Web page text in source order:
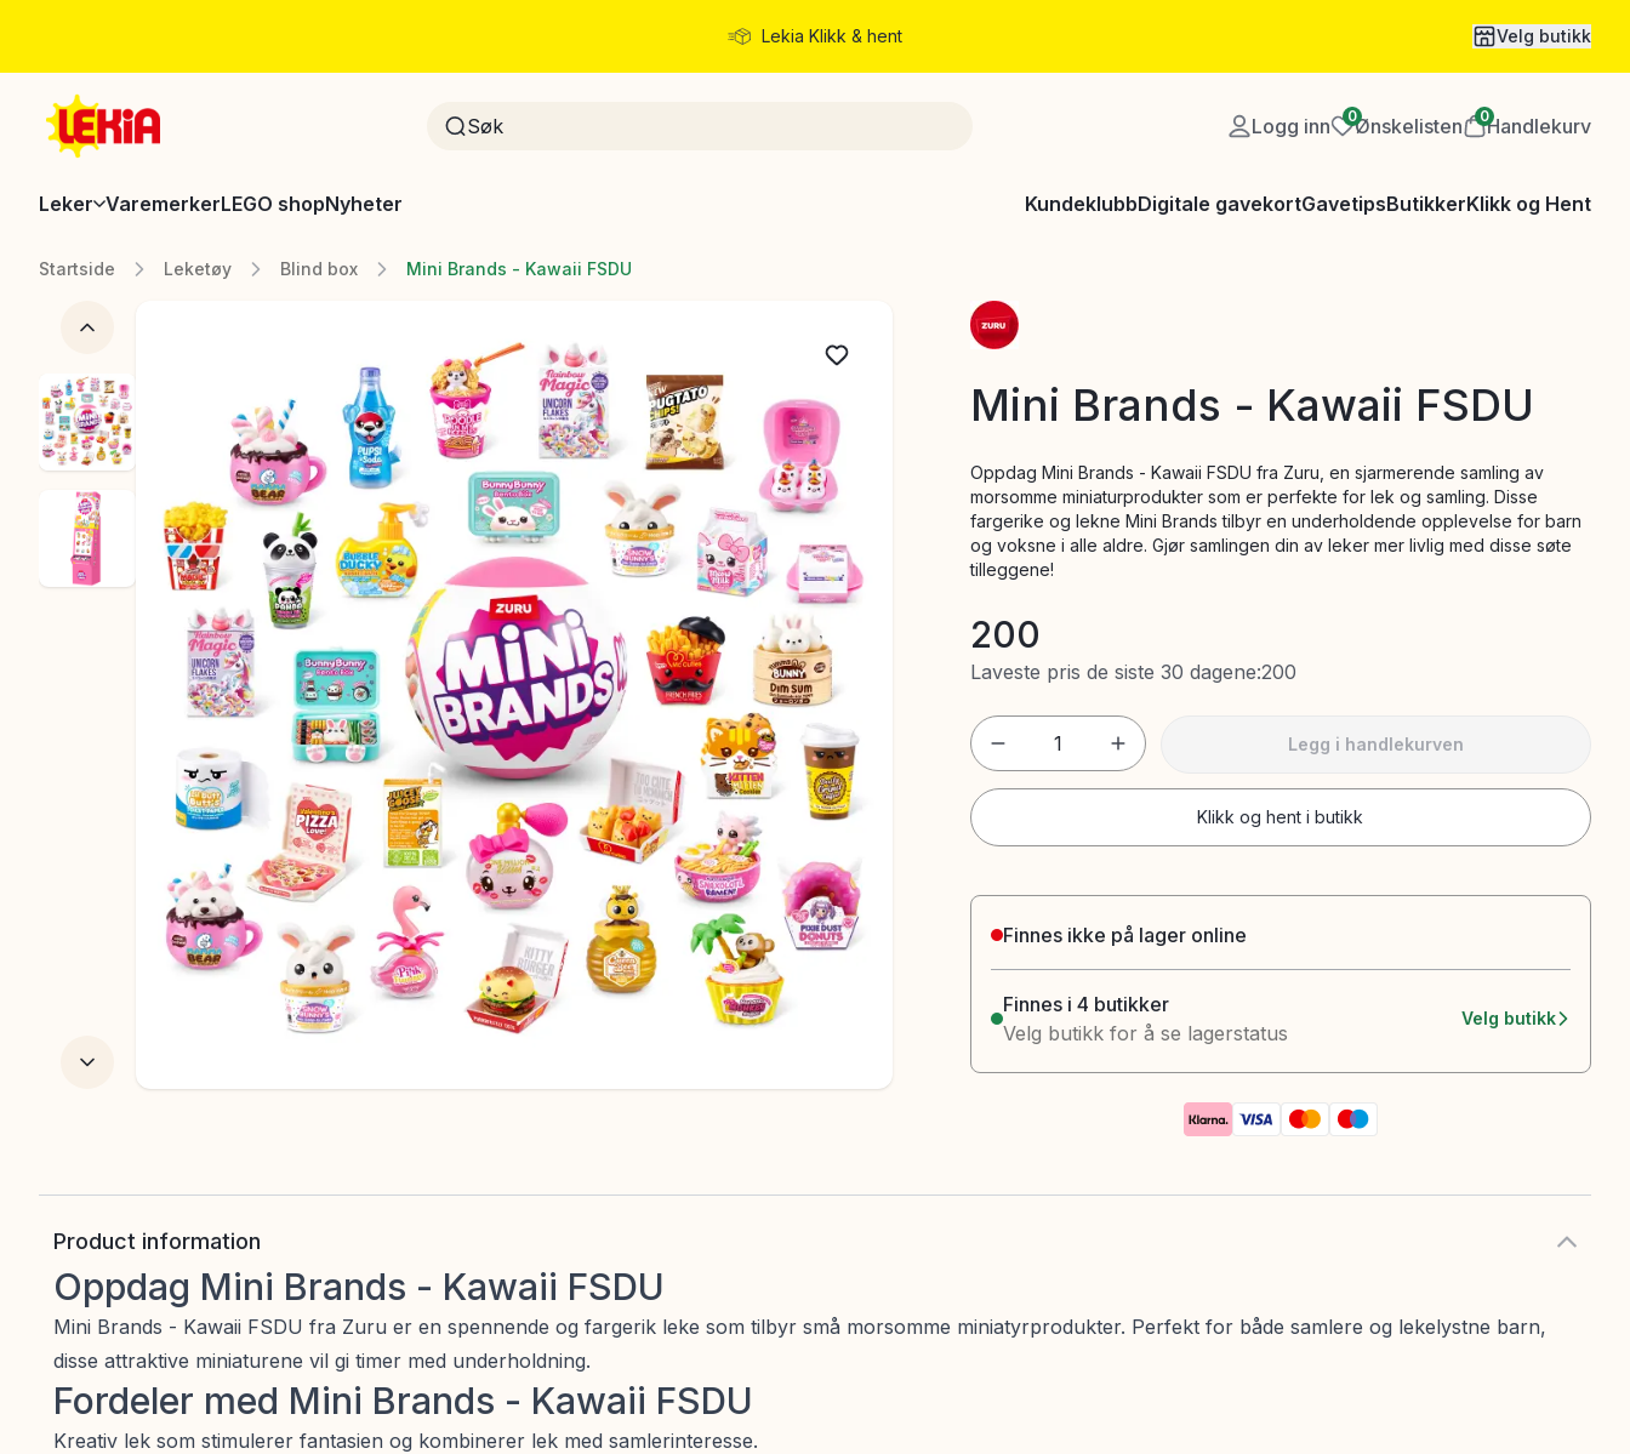
Lekia Klikk & hent Velg butikk
Logg inn 0Ønskelisten 0Handlekurv
Leker VaremerkerLEGO shopNyheter KundeklubbDigitale gavekortGavetipsButikkerKlikk og Hent
Startside Leketøy Blind box Mini Brands - Kawaii FSDU
Mini Brands - Kawaii FSDU
Oppdag Mini Brands - Kawaii FSDU fra Zuru, en sjarmerende samling av
morsomme miniaturprodukter som er perfekte for lek og samling. Disse
fargerike og lekne Mini Brands tilbyr en underholdende opplevelse for barn
og voksne i alle aldre. Gjør samlingen din av leker mer livlig med disse søte
tilleggene!
200
Laveste pris de siste 30 dagene:200
1 Legg i handlekurven
Klikk og hent i butikk
Finnes ikke på lager online
Finnes i 4 butikker
Velg butikk for å se lagerstatus
Velg butikk
Product information
Oppdag Mini Brands - Kawaii FSDU
Mini Brands - Kawaii FSDU fra Zuru er en spennende og fargerik leke som tilbyr små morsomme miniatyrprodukter. Perfekt for både samlere og lekelystne barn,
disse attraktive miniaturene vil gi timer med underholdning.
Fordeler med Mini Brands - Kawaii FSDU
Kreativ lek som stimulerer fantasien og kombinerer lek med samlerinteresse.